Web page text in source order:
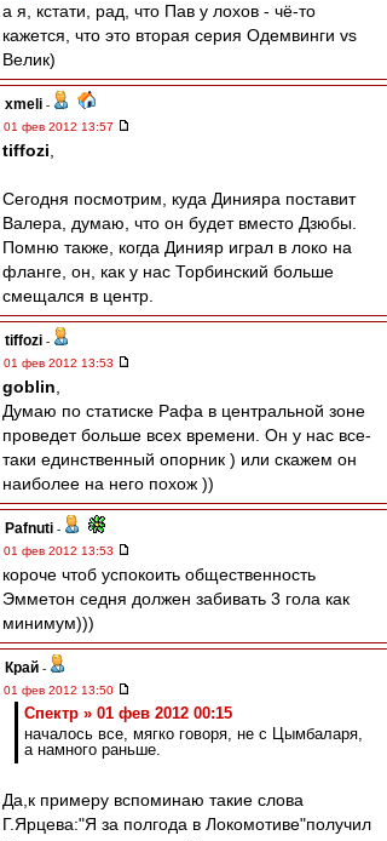
а я, кстати, рад, что Пав у лохов - чё-то
кажется, что это вторая серия Одемвинги vs
Велик)
xmeli -
01 фев 2012 13:57
tiffozi
Сегодня посмотрим, куда Динияра поставит
Валера, думаю, что он будет вместо Дзюбы.
Помню также, когда Динияр играл в локо на
фланге, он, как у нас Торбинский больше
смещался в центр.
tiffozi -
01 фев 2012 13:53
goblin
Думаю по статиске Рафа в центральной зоне
проведет больше всех времени. Он у нас все-
таки единственный опорник ) или скажем он
наиболее на него похож ))
Pafnuti -
01 фев 2012 13:53
короче чтоб успокоить общественность
Эмметон седня должен забивать 3 гола как
минимум)))
Край -
01 фев 2012 13:50
Спектр » 01 фев 2012 00:15
началось все, мягко говоря, не с Цымбаларя,
а намного раньше.
Да,к примеру вспоминаю такие слова
Г.Ярцева:"Я за полгода в Локомотиве"получил